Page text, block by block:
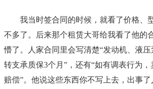
我当时签合同的时候，就看了价格、
不多了。后来那个租赁大哥给我看了他的
懵了。人家合同里会写清楚“发动机、液
转支承质保3个月”，还有“如有调表行为
赔偿”。他说这些东西你不写上去，出事了